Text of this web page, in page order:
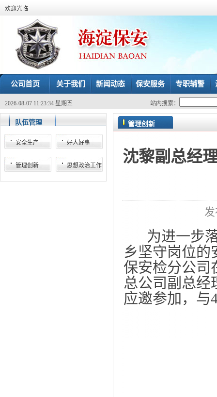
欢迎光临
公司首页 关于我们 新闻动态 保安服务 专职辅警
2026-08-07 11:23:34 星期五 站内搜索：
队伍管理
安全生产 好人好事
管理创新 思想政治工作
管理创新
沈黎副总经
为进一步落
乡坚守岗位的
保安检分公司
总公司副总经
应邀参加，与